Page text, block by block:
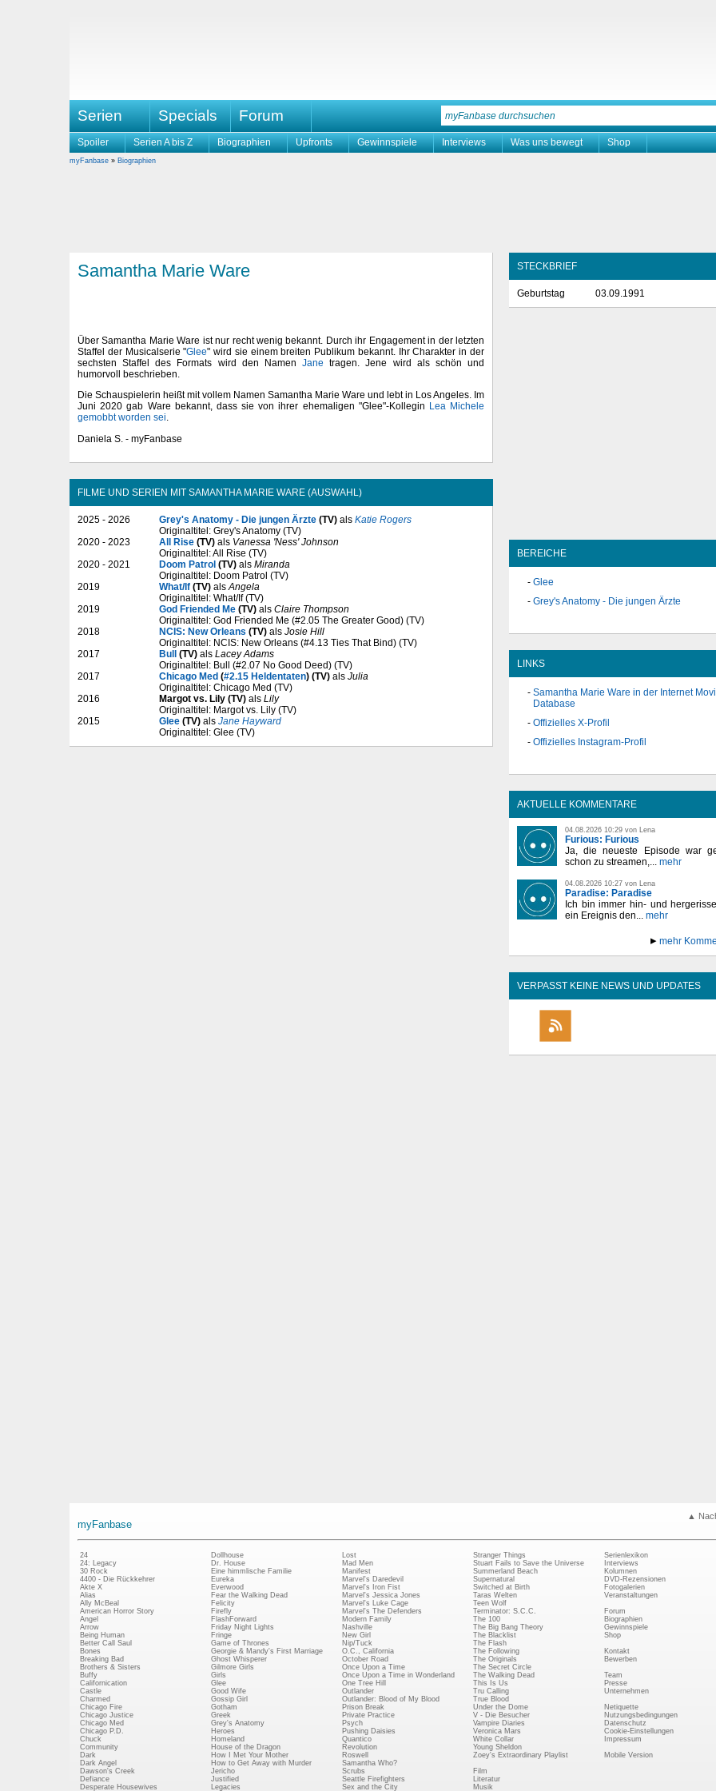
Serien Specials Forum
Spoiler Serien A bis Z Biographien Upfronts Gewinnspiele Interviews Was uns bewegt Shop
myFanbase » Biographien
Samantha Marie Ware
Über Samantha Marie Ware ist nur recht wenig bekannt. Durch ihr Engagement in der letzten
Staffel der Musicalserie "Glee" wird sie einem breiten Publikum bekannt. Ihr Charakter in der
sechsten Staffel des Formats wird den NamenJane tragen. Jene wird als schön und
humorvoll beschrieben.
Die Schauspielerin heißt mit vollem Namen Samantha Marie Ware und lebt in Los Angeles. Im
Juni 2020 gab Ware bekannt, dass sie von ihrer ehemaligen "Glee"-Kollegin Lea Michele
gemobbt worden sei.
Daniela S. - myFanbase
FILME UND SERIEN MIT SAMANTHA MARIE WARE (AUSWAHL)
2025 - 2026 Grey's Anatomy - Die jungen Ärzte (TV) als Katie Rogers
Originaltitel: Grey's Anatomy (TV)
2020 - 2023
All Rise (TV) als Vanessa 'Ness' Johnson
Originaltitel: All Rise (TV)
2020 - 2021
Doom Patrol (TV) als Miranda
Originaltitel: Doom Patrol (TV)
2019
What/If (TV) alsAngela
Originaltitel: What/If (TV)
2019
God Friended Me (TV) als Claire Thompson
Originaltitel: God Friended Me (#2.05 The Greater Good) (TV)
2018
NCIS: New Orleans (TV) als Josie Hill
Originaltitel: NCIS: New Orleans (#4.13 Ties That Bind) (TV)
2017
Bull (TV) als Lacey Adams
Originaltitel: Bull (#2.07 No Good Deed) (TV)
2017
Chicago Med (#2.15 Heldentaten) (TV) als Julia
Originaltitel: Chicago Med (TV)
2016
Margot vs. Lily (TV) als Lily
Originaltitel: Margot vs. Lily (TV)
2015
Glee (TV) als Jane Hayward
Originaltitel: Glee (TV)
STECKBRIEF
Geburtstag 03.09.1991
BEREICHE
Glee
Grey's Anatomy - Die jungen Ärzte
LINKS
Samantha Marie Ware in der Internet
Database
Offizielles X-Profil
Offizielles Instagram-Profil
AKTUELLE KOMMENTARE
04.08.2026 10:29 von Lena
Furious: Furious
Ja, die neueste Episode war
schon zu streamen,... mehr
04.08.2026 10:27 von Lena
Paradise: Paradise
Ich bin immer hin- und
ein Ereignis den... mehr
mehr
VERPASST KEINE NEWS UND UPDATES
▲
myFanbase
24
24: Legacy
30 Rock
4400 - Die Rückkehrer
Akte X
Alias
Ally McBeal
American Horror Story
Angel
Arrow
Being Human
Better Call Saul
Bones
Breaking Bad
Brothers & Sisters
Buffy
Californication
Castle
Charmed
Chicago Fire
Chicago Justice
Chicago Med
Chicago P.D.
Chuck
Community
Dark
Dark Angel
Dawson's Creek
Defiance
Desperate Housewives
Dollhouse
Dr. House
Eine himmlische Familie
Eureka
Everwood
Fear the Walking Dead
Felicity
Firefly
FlashForward
Friday Night Lights
Fringe
Game of Thrones
Georgie & Mandy's First Marriage
Ghost Whisperer
Gilmore Girls
Girls
Glee
Good Wife
Gossip Girl
Gotham
Greek
Grey's Anatomy
Heroes
Homeland
House of the Dragon
How I Met Your Mother
How to Get Away with Murder
Jericho
Justified
Legacies
Lost
Mad Men
Manifest
Marvel's Daredevil
Marvel's Iron Fist
Marvel's Jessica Jones
Marvel's Luke Cage
Marvel's The Defenders
Modern Family
Nashville
New Girl
Nip/Tuck
O.C., California
October Road
Once Upon a Time
Once Upon a Time in Wonderland
One Tree Hill
Outlander
Outlander: Blood of My Blood
Prison Break
Private Practice
Psych
Pushing Daisies
Quantico
Revolution
Roswell
Samantha Who?
Scrubs
Seattle Firefighters
Sex and the City
Stranger Things
Stuart Fails to Save the Universe
Summerland Beach
Supernatural
Switched at Birth
Taras Welten
Teen Wolf
Terminator: S.C.C.
The 100
The Big Bang Theory
The Blacklist
The Flash
The Following
The Originals
The Secret Circle
The Walking Dead
This Is Us
Tru Calling
True Blood
Under the Dome
V - Die Besucher
Vampire Diaries
Veronica Mars
White Collar
Young Sheldon
Zoey's Extraordinary Playlist
Film
Literatur
Musik
Serienlexikon
Interviews
Kolumnen
DVD-Rezensionen
Fotogalerien
Veranstaltungen
Forum
Biographien
Gewinnspiele
Shop
Kontakt
Bewerben
Team
Presse
Unternehmen
Netiquette
Nutzungsbedingungen
Datenschutz
Cookie-Einstellungen
Impressum
Mobile Version